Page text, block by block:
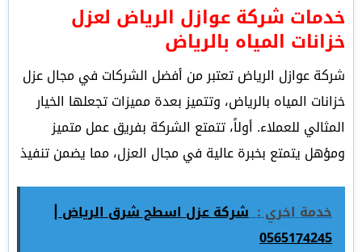
خدمات شركة عوازل الرياض لعزل
خزانات المياه بالرياض
شركة عوازل الرياض تعتبر من أفضل الشركات في مجال عزل
خزانات المياه بالرياض، وتتميز بعدة مميزات تجعلها الخيار
المثالي للعملاء. أولاً، تتمتع الشركة بفريق عمل متميز
ومؤهل يتمتع بخبرة عالية في مجال العزل، مما يضمن تنفيذ
خدمة اخري : شركة عزل اسطح شرق الرياض |
0565174245